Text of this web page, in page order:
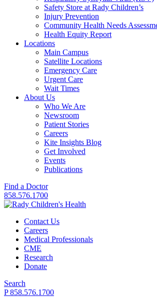
Safety Store at Rady Children’s
Injury Prevention
Community Health Needs
Health Equity Report
Locations
Main Campus
Satellite Locations
Emergency Care
Urgent Care
Wait Times
About Us
Who We Are
Newsroom
Patient Stories
Careers
Kite Insights Blog
Get Involved
Events
Publications
Find a Doctor
858.576.1700
Contact Us
Careers
Medical Professionals
CME
Research
Donate
Search
P 858.576.1700